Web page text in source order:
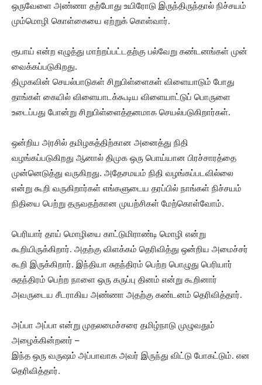
ஒருவேளை அண்ணா தற்போது உயிரோடு இருந்திருந்தால் நிச்சயம்
மும்மொழி கொள்கையை ஏற்றுக் கொள்வார்.
ரூபாய் என்ற எழுத்து மாற்றப்பட்டதற்கு பல்வேறு கண்டனங்கள் முன்
வைக்கப்படுகிறது.
திமுகவின் செயல்பாடுகள் சிறுபிள்ளைகள் விளையாடும் போது
தாங்கள் கையில் விளையாடக்கூடிய விளையாட்டுப் பொருளை
உடைப்பது போன்று சிறுபிள்ளைத்தனமாக செயல்படுகிறார்கள்.
ஒன்றிய அரசில் தமிழகத்திற்கான அனைத்து நிதி
வழங்கப்படுகிறது ஆனால் திமுக ஒரு பொய்யான பிரச்சாரத்தை
முன்னெடுத்து வருகிறது. அதேசமயம் நிதி வழங்கப்படவில்லை
என்று கூறி வருகிறார்கள் எங்களுடைய தரப்பில் நாங்கள் நிச்சயம்
நிதியை பெற்று தருவதற்கான முயற்சிகள் மேற்கொள்வோம்.
பெரியார் தாய் மொழியை காட்டுமிராண்டி மொழி என்று
கூறியிருக்கிறார். அதற்கு விளக்கம் தெரிவித்து ஒன்றிய அமைச்சர்
கூறி இருக்கிறார். இந்தியா சுதந்திரம் பெற்ற பொழுது பெரியார்
சுதந்திரம் பெற்ற நாளை ஒரு கருப்பு தினம் என்று கூறினார்
அவருடைய சீடராகிய அண்ணா அதற்கு கண்டனம் தெரிவித்தார்.
அப்பா அப்பா என்று முதலமைச்சரை தமிழ்நாடு முழுவதும்
அழைக்கின்றனர் –
இந்த ஒரு வருஷம் அப்பாவாக அவர் இருந்து விட்டு போகட்டும். என
தெரிவித்தார்.